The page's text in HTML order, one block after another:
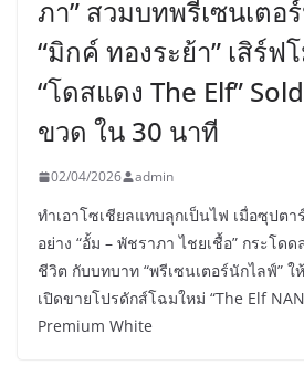
ภา” สวมบทพรีเซนเตอ
“มิกค์ ทองระย้า” เสิร์
“โดสแดง The Elf”
ขวด ใน 30 นาที
02/04/2026 admin
ทำเอาโซเชียลแทบลุกเป็นไฟ เมื่อซุปตา
อย่าง “อั้ม – พัชราภา ไชยเชื้อ” กระโด
ชีวิต กับบทบาท “พรีเซนเตอร์นักไลฟ์” ใ
เปิดขายโปรดักส์โฉมใหม่ “The Elf
Premium White